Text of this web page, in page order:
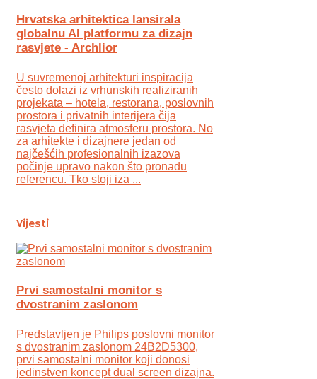
Hrvatska arhitektica lansirala
globalnu AI platformu za dizajn
rasvjete - Archlior
U suvremenoj arhitekturi inspiracija
često dolazi iz vrhunskih realiziranih
projekata – hotela, restorana, poslovnih
prostora i privatnih interijera čija
rasvjeta definira atmosferu prostora. No
za arhitekte i dizajnere jedan od
najčešćih profesionalnih izazova
počinje upravo nakon što pronađu
referencu. Tko stoji iza ...
Vijesti
Prvi samostalni monitor s
dvostranim zaslonom
Predstavljen je Philips poslovni monitor
s dvostranim zaslonom 24B2D5300,
prvi samostalni monitor koji donosi
jedinstven koncept dual screen dizajna.